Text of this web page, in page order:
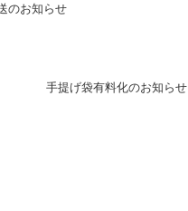
のお知らせ
手提げ袋有料化のお知らせ